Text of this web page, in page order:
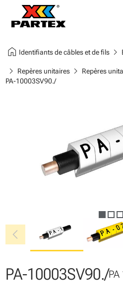
home Identifiants de câbles et de filschevron_right
chevron_right Repères unitaireschevron_right Repères
PA-10003SV90./
chevron_left
PA-10003SV90./PA